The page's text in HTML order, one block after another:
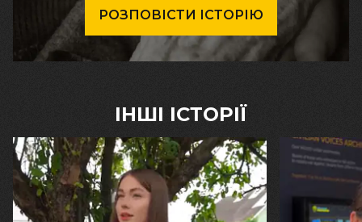
РОЗПОВІСТИ ІСТОРІЮ
ІНШІ ІСТОРІЇ